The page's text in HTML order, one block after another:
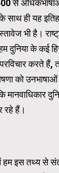
से
साथ ही यह
भी है।
दुनिया के कई
करते हैं,
को उनभाषाओं
मानवाधिकार
रहे हैं।
हम इस तथ्य से